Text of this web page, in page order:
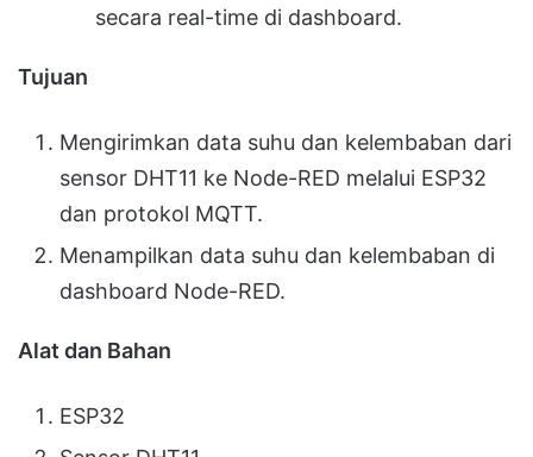
secara real-time di dashboard.
Tujuan
Mengirimkan data suhu dan kelembaban dari
sensor DHT11 ke Node-RED melalui ESP32
dan protokol MQTT.
Menampilkan data suhu dan kelembaban di
dashboard Node-RED.
Alat dan Bahan
ESP32